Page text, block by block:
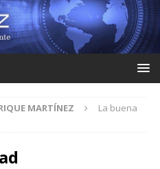
MARTÍNEZ
La buena